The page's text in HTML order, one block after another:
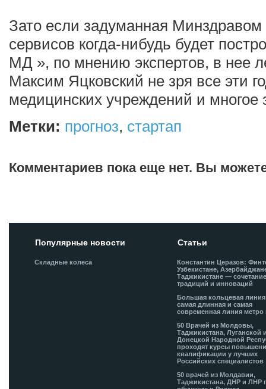
Зато если задуманная Минздравом
сервисов когда-нибудь будет
МД », по мнению экспертов, в нее
Максим Яцковский не зря все эти
медицинских учреждений и многое
Метки: прогноз, стартап
Комментариев пока еще нет. Вы
Популярные новости
Складные колеса
Статьи
Константин Церазов:
Узбекистане,
Таджикистане —
традиций и инноваций
Большая кольцевая
самая длинная и самая
современная линия метро
50 Врачей из Молдовы,
Таджикистана, Луганской
Донецкой Народной
проходят курсы
квалификации у лучших
Российских специалистов
50 врачей из Молдавии,
Таджикистана, ДНР и ЛНР